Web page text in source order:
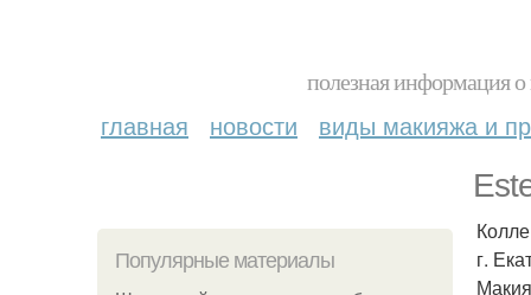
полезная информация
главная новости виды макияжа и
Популярные материалы
г.